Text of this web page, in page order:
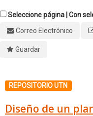
Seleccione página | Con
Correo Electrónico
Guardar
REPOSITORIO UTN
Diseño de un